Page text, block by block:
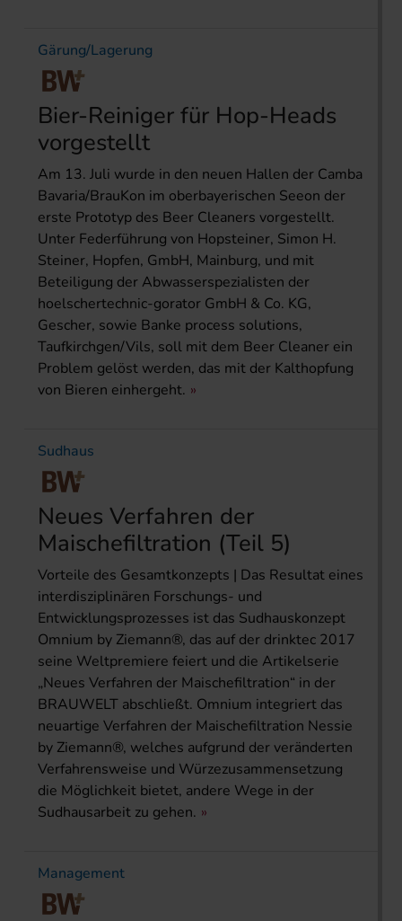
Gärung/Lagerung
Bier-Reiniger für Hop-Heads
vorgestellt
Am 13. Juli wurde in den neuen Hallen der Camba
Bavaria/BrauKon im oberbayerischen Seeon der
erste Prototyp des Beer Cleaners vorgestellt.
Unter Federführung von Hopsteiner, Simon H.
Steiner, Hopfen, GmbH, Mainburg, und mit
Beteiligung der Abwasserspezialisten der
hoelschertechnic-gorator GmbH & Co. KG,
Gescher, sowie Banke process solutions,
Taufkirchgen/Vils, soll mit dem Beer Cleaner ein
Problem gelöst werden, das mit der Kalthopfung
von Bieren einhergeht.
Sudhaus
Neues Verfahren der
Maischefiltration (Teil 5)
Vorteile des Gesamtkonzepts | Das Resultat eines
interdisziplinären Forschungs- und
Entwicklungsprozesses ist das Sud­hauskonzept
Omnium by Ziemann®, das auf der drinktec 2017
seine Weltpremiere feiert und die Artikelserie
„Neues Verfahren der Maischefiltration“ in der
BRAUWELT abschließt. Omnium integriert das
neuartige Verfahren der Maischefiltration Nessie
by Ziemann®, welches aufgrund der veränderten
Verfahrensweise und Würzezusammensetzung
die Möglichkeit bietet, andere Wege in der
Sudhausarbeit zu gehen.
Management